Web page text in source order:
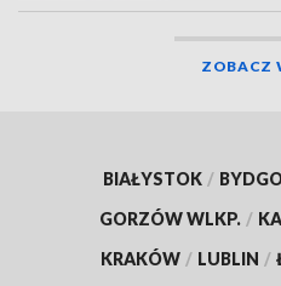
ZOBACZ
BIAŁYSTOK /
GORZÓW WLKP. /
KRAKÓW / LUBLIN /